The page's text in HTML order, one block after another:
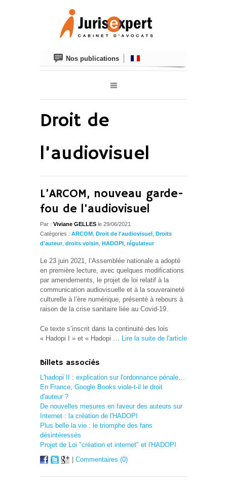
Nos publications
Droit de
l’audiovisuel
L’ARCOM, nouveau garde-
fou de l’audiovisuel
Par : Viviane GELLES le 29/06/2021
Catégories : ARCOM Droit de l'audiovisuel Droits
d'auteur, droits voisin HADOPI régulateur
Le 23 juin 2021, l’Assemblée nationale a adopté
en première lecture, avec quelques modifications
par amendements, le projet de loi relatif à la
communication audiovisuelle et à la souveraineté
culturelle à l’ère numérique, présenté à rebours à
raison de la crise sanitaire liée au Covid-19.
Ce texte s’inscrit dans la continuité des lois
« Hadopi I » et « Hadopi … Lire la suite de l'article
Billets associés
L'hadopi II : explication sur l'ordonnance pénale…
En France, Google Books viole-t-il le droit
d'auteur ?
De nouvelles mesures en faveur des auteurs sur
Internet : la création de l'HADOPI
Plus belle la vie : le triomphe des fans
désintéressés
Projet de Loi "création et internet" et l'HADOPI
Commentaires (0)